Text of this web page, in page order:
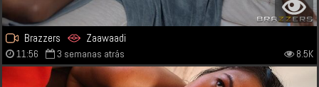
Brazzers Zaawaadi
11:56 3 semanas atrás 8.5K